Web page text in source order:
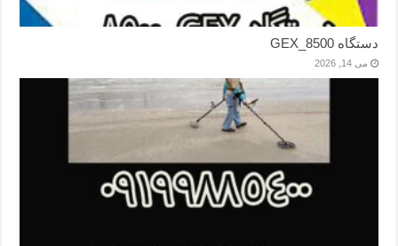
دستگاه GEX_8500
می 14, 2026